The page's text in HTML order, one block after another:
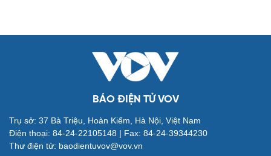
BÁO ĐIỆN TỬ VOV
Trụ sở: 37 Bà Triệu, Hoàn Kiếm, Hà Nội, Việt Nam
Điện thoại: 84-24-22105148 | Fax: 84-24-39344230
Thư điện tử: baodientuvov@vov.vn